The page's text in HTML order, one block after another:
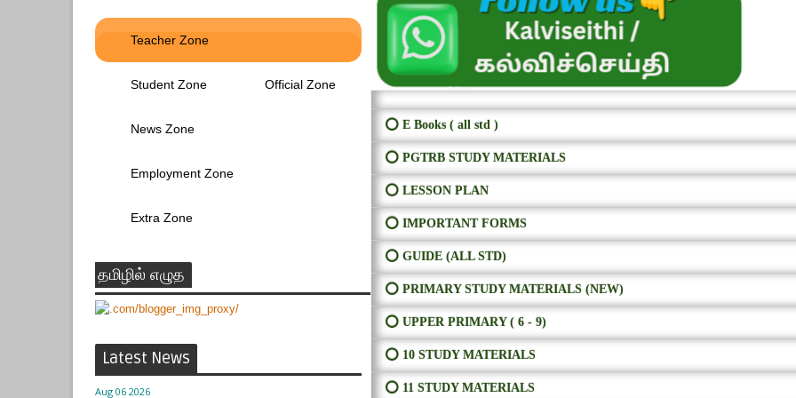
Teacher Zone
Student Zone Official Zone
News Zone
Employment Zone
Extra Zone
தமிழில் எழுத
Latest News
Aug 06 2026
⭕ E Books ( all std )
⭕ PGTRB STUDY MATERIALS
⭕ LESSON PLAN
⭕ IMPORTANT FORMS
⭕ GUIDE (ALL STD)
⭕ PRIMARY STUDY MATERIALS (NEW)
⭕ UPPER PRIMARY ( 6 - 9)
⭕ 10 STUDY MATERIALS
⭕ 11 STUDY MATERIALS